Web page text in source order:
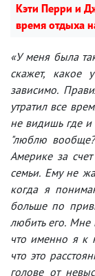
Кэти Перри и
время отдыха
«У меня была
скажет, какое
зависимо.
утратил все
не видишь где и
"люблю
Америке за
семьи. Ему не
когда я
больше по
любить его. Мне
что именно я к
что это
голове от